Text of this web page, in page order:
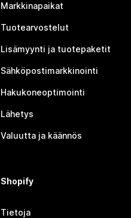
Markkinapaikat
Tuotearvostelut
Lisämyynti ja tuotepaketit
Sähköpostimarkkinointi
Hakukoneoptimointi
Lähetys
Valuutta ja käännös
Shopify
Tietoja